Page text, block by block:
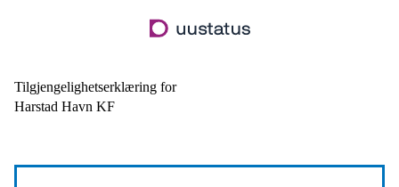
til
Tilgjengelighetserklæring for
Harstad Havn KF